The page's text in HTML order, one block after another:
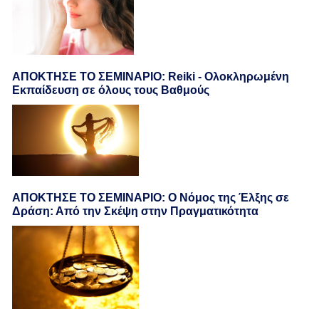
ΑΠΟΚΤΗΣΕ ΤΟ ΣΕΜΙΝΑΡΙΟ: Reiki - Ολοκληρωμένη
Εκπαίδευση σε όλους τους Βαθμούς
ΑΠΟΚΤΗΣΕ ΤΟ ΣΕΜΙΝΑΡΙΟ: Ο Νόμος της Έλξης σε
Δράση: Από την Σκέψη στην Πραγματικότητα